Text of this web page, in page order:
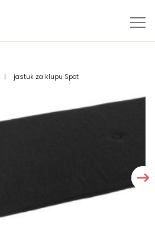
| jastuk za klupu Spot